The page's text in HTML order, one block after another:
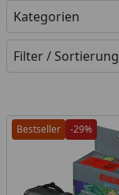
Kategorien
Filter / Sortierung
Bestseller -29%